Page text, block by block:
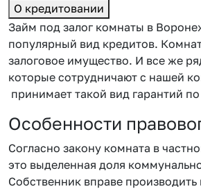
О кредитовании
Займ под залог комнаты в
популярный вид кредитов.
залоговое имущество. И все же
которые сотрудничают с нашей
принимает такой вид гарантий
Особенности
Согласно закону комната в
это выделенная доля
Собственник вправе